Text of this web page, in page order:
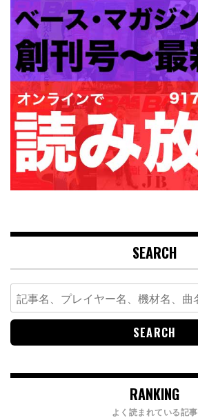
SEARCH
Search
for:
RANKING
よく読まれている記事